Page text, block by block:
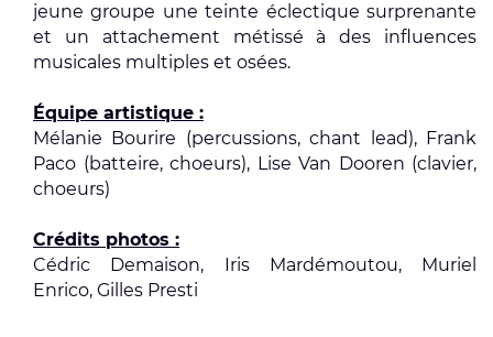
jeune groupe une teinte éclectique surprenante
et un attachement métissé à des influences
musicales multiples et osées.
Équipe artistique :
Mélanie Bourire (percussions, chant lead), Frank
Paco (batteire, choeurs), Lise Van Dooren (clavier,
choeurs)
Crédits photos :
Cédric Demaison, Iris Mardémoutou, Muriel
Enrico, Gilles Presti